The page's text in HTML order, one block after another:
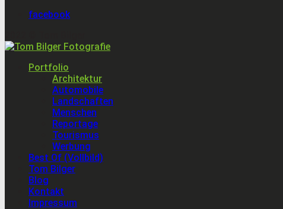
facebook
Portfolio
Architektur
Automobile
Landschaften
Menschen
Reportage
Tourismus
Werbung
Best Of (Vollbild)
Tom Bilger
Blog
Kontakt
Impressum